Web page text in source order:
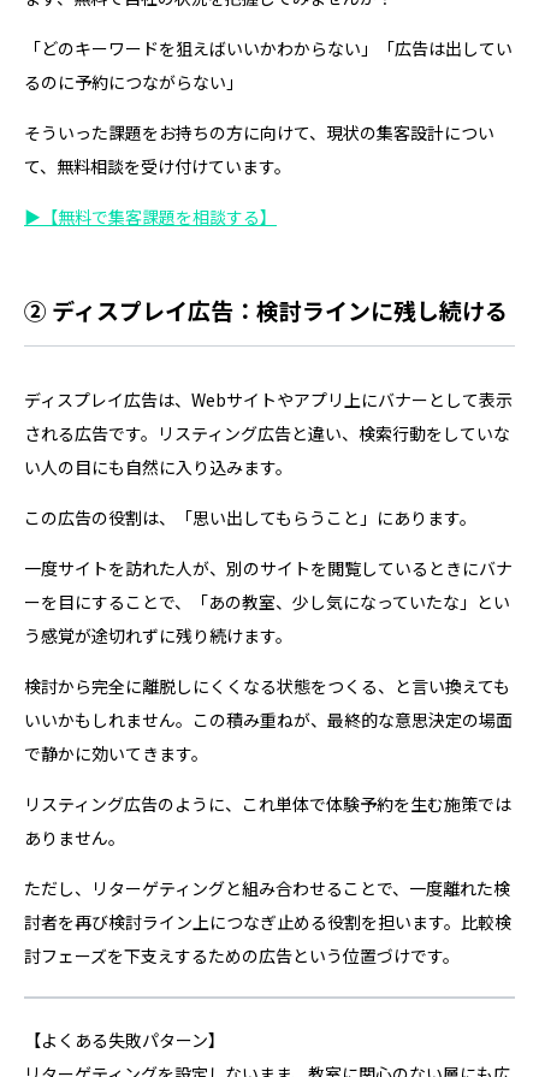
「どのキーワードを狙えばいいかわからない」「広告は出してい
るのに予約につながらない」
そういった課題をお持ちの方に向けて、現状の集客設計につい
て、無料相談を受け付けています。
▶【無料で集客課題を相談する】
② ディスプレイ広告：検討ラインに残し続ける
ディスプレイ広告は、Webサイトやアプリ上にバナーとして表示
される広告です。リスティング広告と違い、検索行動をしていな
い人の目にも自然に入り込みます。
この広告の役割は、「思い出してもらうこと」にあります。
一度サイトを訪れた人が、別のサイトを閲覧しているときにバナ
ーを目にすることで、「あの教室、少し気になっていたな」とい
う感覚が途切れずに残り続けます。
検討から完全に離脱しにくくなる状態をつくる、と言い換えても
いいかもしれません。この積み重ねが、最終的な意思決定の場面
で静かに効いてきます。
リスティング広告のように、これ単体で体験予約を生む施策では
ありません。
ただし、リターゲティングと組み合わせることで、一度離れた検
討者を再び検討ライン上につなぎ止める役割を担います。比較検
討フェーズを下支えするための広告という位置づけです。
【よくある失敗パターン】